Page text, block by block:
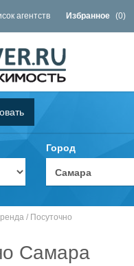
агентств Избранное (0)
Город
/ Посуточно
Самара